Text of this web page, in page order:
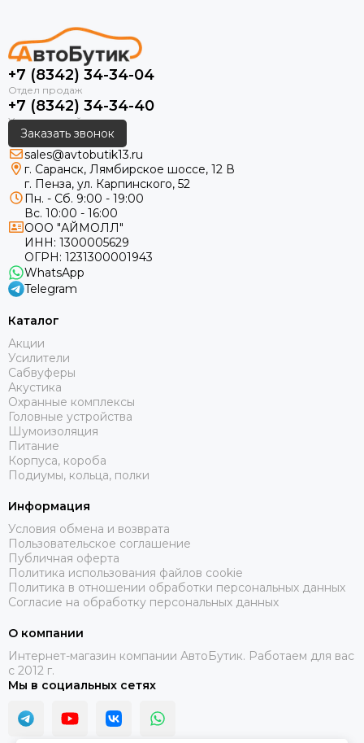
+7 (8342) 34-34-04
+7 (8342) 34-34-40
Заказать звонок
sales@avtobutik13.ru
г. Саранск, Лямбирское шоссе, 12 В
г. Пенза, ул. Карпинского, 52
Пн. - Сб. 9:00 - 19:00
Вс. 10:00 - 16:00
ООО "АЙМОЛЛ"
ИНН: 1300005629
ОГРН: 1231300001943
WhatsApp
Telegram
Каталог
Акции
Усилители
Сабвуферы
Акустика
Охранные комплексы
Головные устройства
Шумоизоляция
Питание
Корпуса, короба
Подиумы, кольца, полки
Информация
Условия обмена и возврата
Пользовательское соглашение
Публичная оферта
Политика использования файлов cookie
Политика в отношении обработки персональных данных
Согласие на обработку персональных данных
О компании
Интернет-магазин компании АвтоБутик. Работаем для вас
с 2012 г.
Мы в социальных сетях